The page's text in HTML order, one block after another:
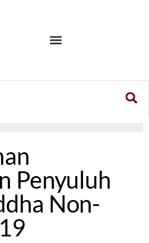
Penyuluh
Non-